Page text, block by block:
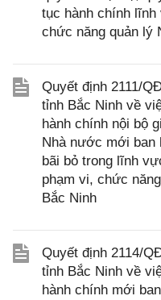
tục hành chính
chức năng quản lý
Quyết định 2111/
tỉnh Bắc Ninh về
hành chính nội bộ
Nhà nước mới ban
bãi bỏ trong lĩnh
phạm vi, chức
Bắc Ninh
Quyết định 2114/
tỉnh Bắc Ninh về
hành chính mới